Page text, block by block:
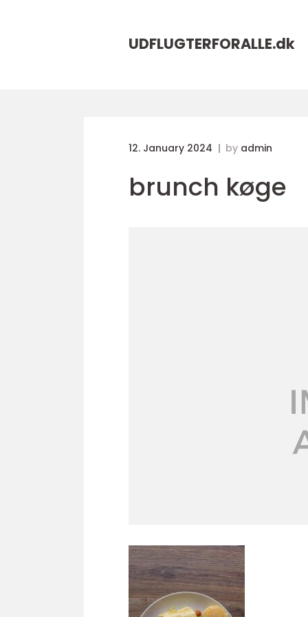
UDFLUGTERFORALLE.dk
12. January 2024 by admin
brunch køge